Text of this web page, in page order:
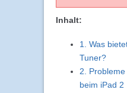
Inhalt:
1. Was
Tuner?
2.
beim iPad 2